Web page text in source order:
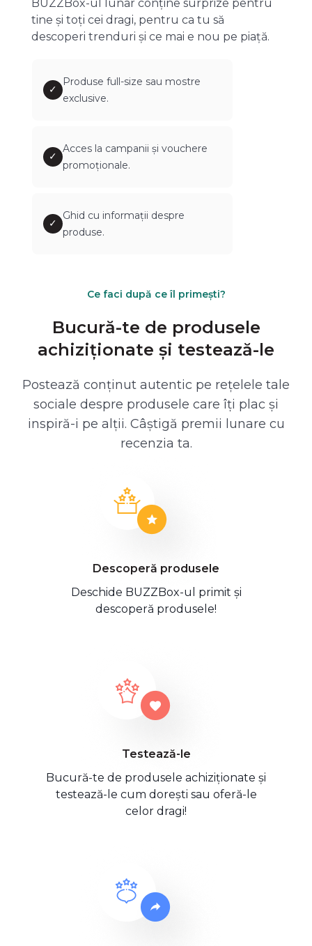
BUZZBox-ul lunar conține surprize pentru
tine și toți cei dragi, pentru ca tu să
descoperi trenduri și ce mai e nou pe piață.
✓
Produse full-size sau mostre
exclusive.
✓
Acces la campanii și vouchere
promoționale.
✓
Ghid cu informații despre
produse.
Ce faci după ce îl primești?
Bucură-te de produsele
achiziționate și testează-le
Postează conținut autentic pe rețelele tale
sociale despre produsele care îți plac și
inspiră-i pe alții. Câștigă premii lunare cu
recenzia ta.
Descoperă produsele
Deschide BUZZBox-ul primit și
descoperă produsele!
Testează-le
Bucură-te de produsele achiziționate și
testează-le cum dorești sau oferă-le
celor dragi!